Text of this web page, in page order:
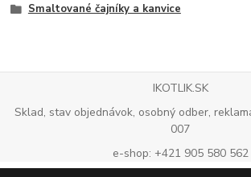
Smaltované čajníky a kanvice
IKOTLIK.SK
Sklad, stav objednávok, osobný odber,
007
e-shop: +421 905 580 562